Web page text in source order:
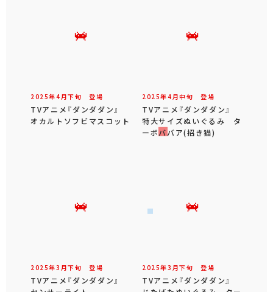
2025年4 月下旬 登場
TVアニメ『ダンダダン』
オカルトソフビマスコット
2025年4 月中旬 登場
TVアニメ『ダンダダン』
特大サイズぬいぐるみ タ
ーボババア(招き猫)
2025年3 月下旬 登場
TVアニメ『ダンダダン』
2025年3 月下旬 登場
TVアニメ『ダンダダン』